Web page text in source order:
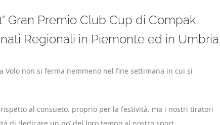
Gran Premio Club Cup di Compak
Regionali in Piemonte ed in Umbria
Volo non si ferma nemmeno nel fine settimana in cui si
al consueto, proprio per la festività, ma i nostri tiratori